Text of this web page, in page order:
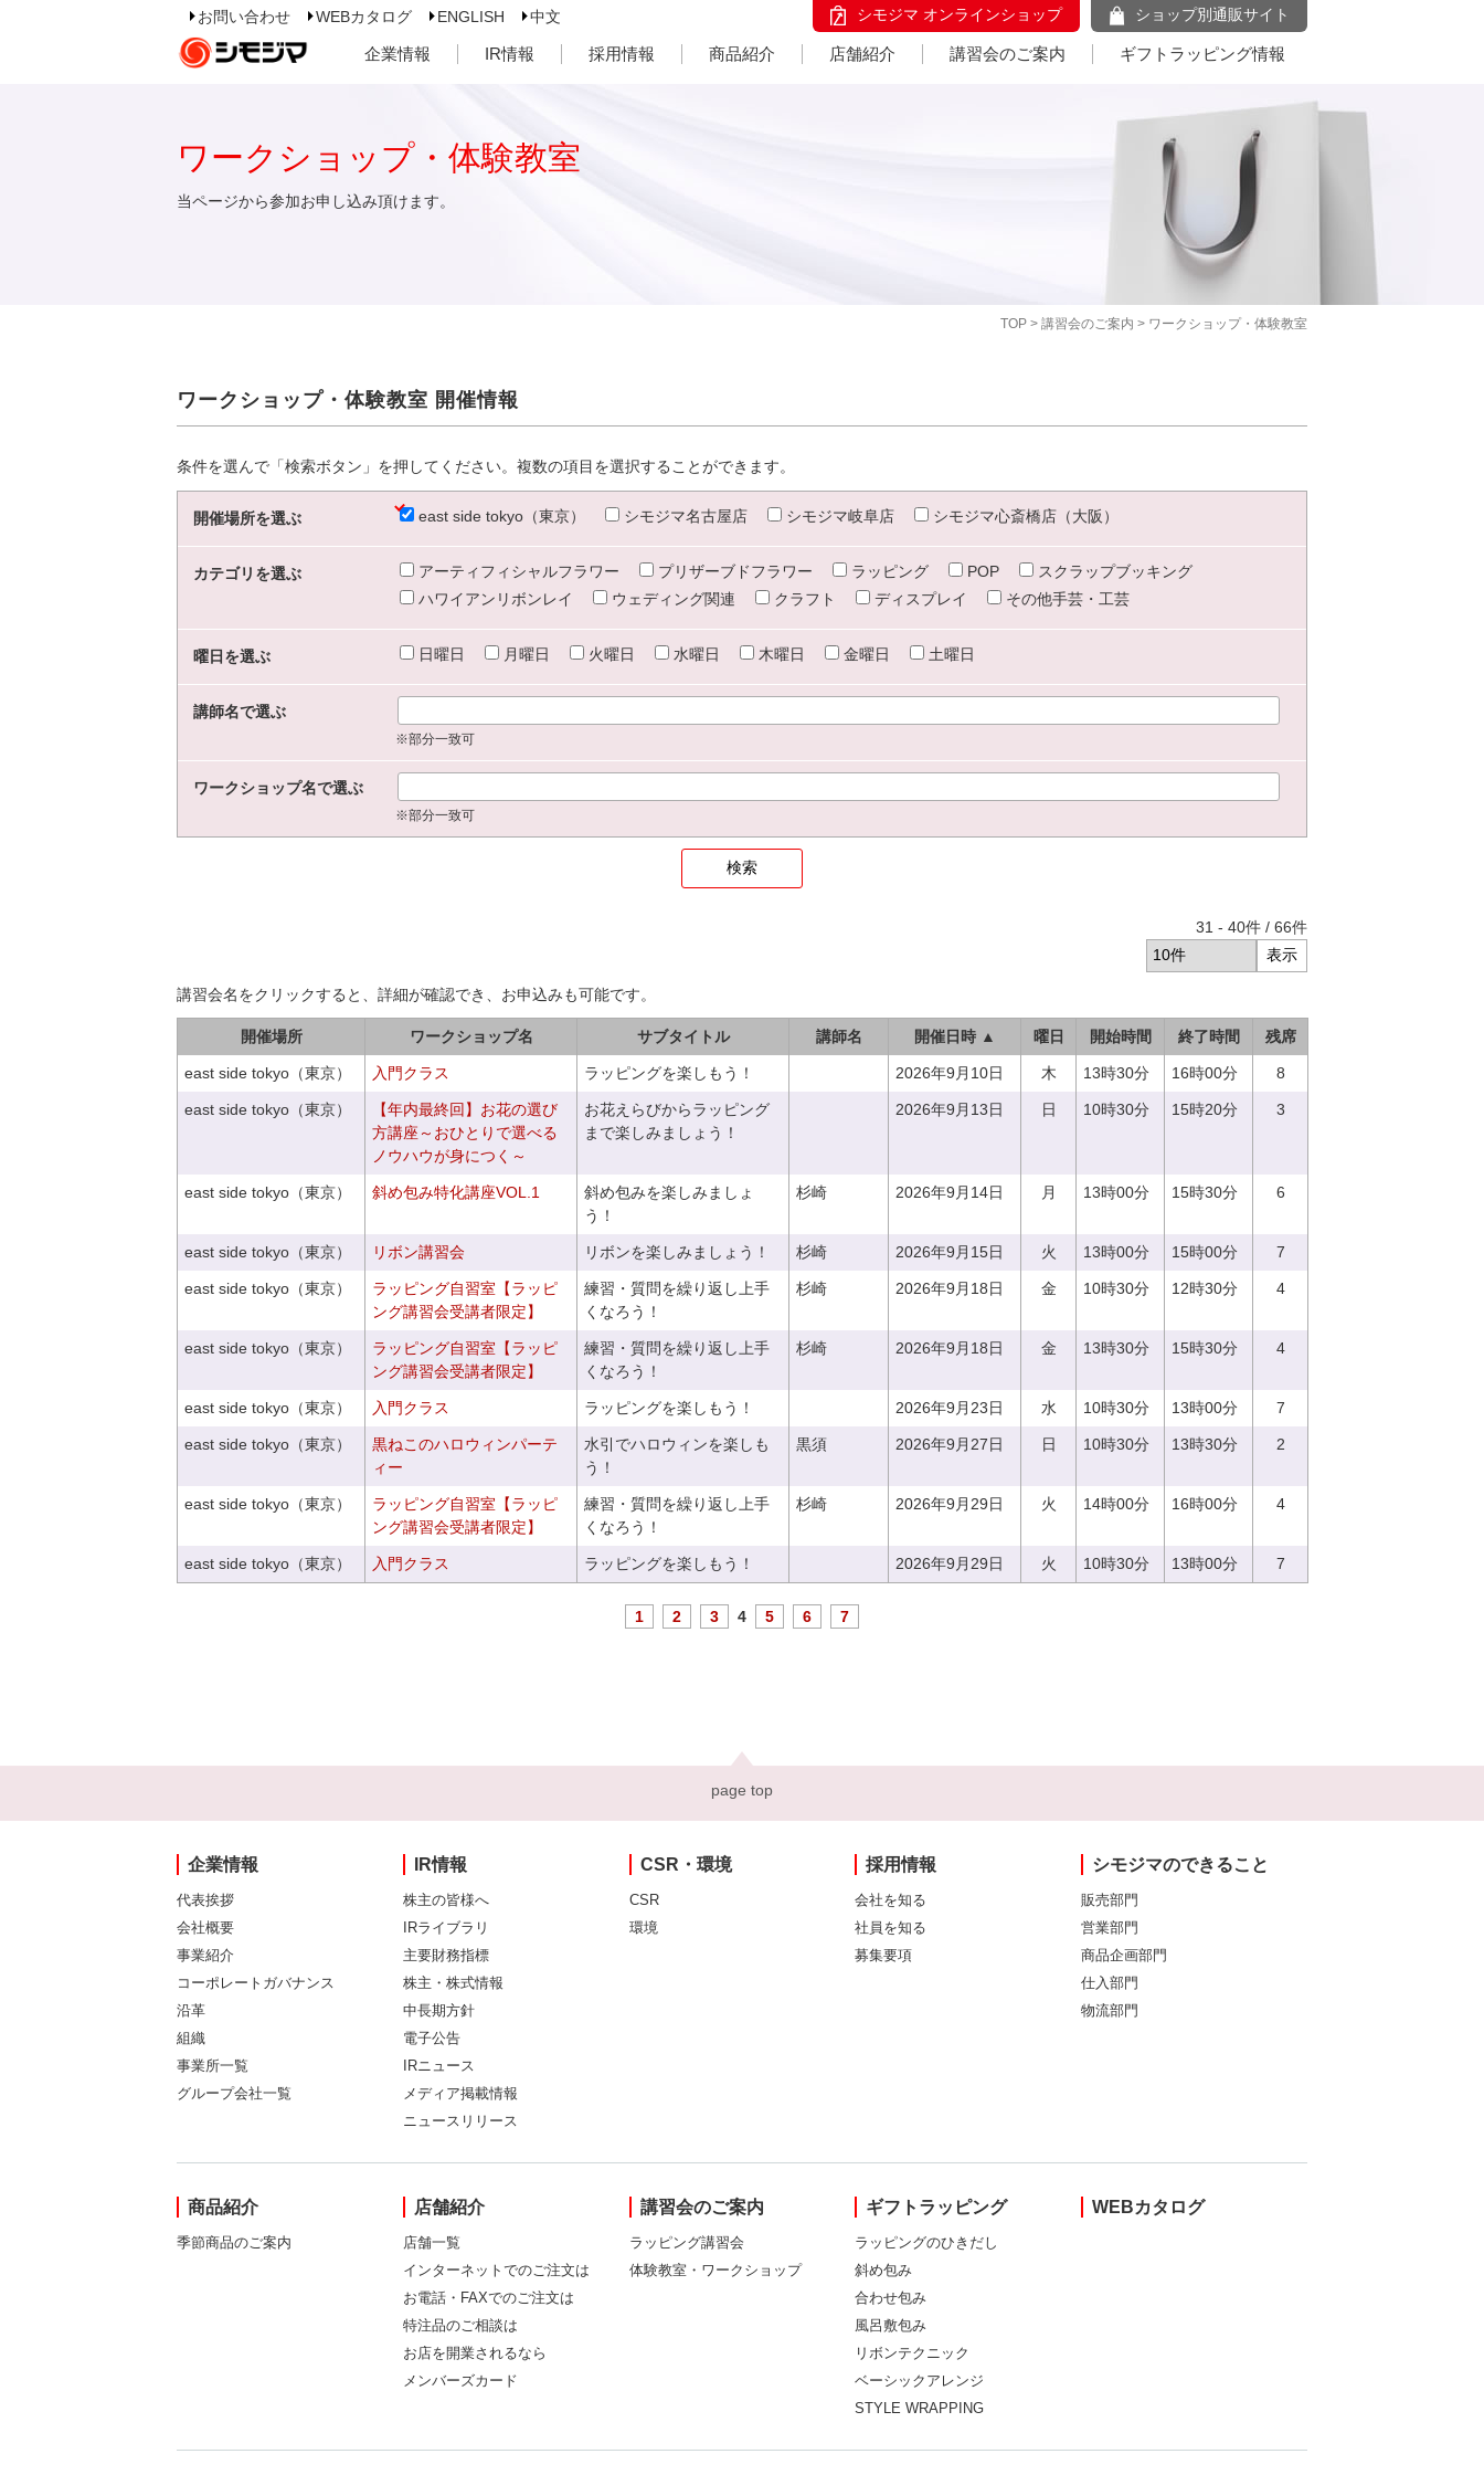
お問い合わせ WEBカタログ ENGLISH 中文 シモジマ オンラインショップ ショップ別通販サイト
企業情報 IR情報 採用情報 商品紹介 店舗紹介 講習会のご案内 ギフトラッピング情報
TOP > 講習会のご案内 > ワークショップ・体験教室
ワークショップ・体験教室
当ページから参加お申し込み頂けます。
ワークショップ・体験教室 開催情報
条件を選んで「検索ボタン」を押してください。複数の項目を選択することができます。
開催場所を選ぶ east side tokyo（東京） シモジマ名古屋店 シモジマ岐阜店 シモジマ心斎橋店（大阪）
カテゴリを選ぶ アーティフィシャルフラワー プリザーブドフラワー ラッピング POP
スクラップブッキング
ハワイアンリボンレイ
ウェディング関連 クラフト ディスプレイ その他手芸・工芸
曜日を選ぶ 日曜日 月曜日 火曜日 水曜日 木曜日 金曜日 土曜日
講師名で選ぶ
※部分一致可
ワークショップ名で選ぶ
※部分一致可
31 - 40件 / 66件
講習会名をクリックすると、詳細が確認でき、お申込みも可能です。
開催場所 ワークショップ名 サブタイトル 講師名 開催日時 ▲ 曜日 開始時間 終了時間 残席
east side tokyo（東京） 入門クラス ラッピングを楽しもう！ 2026年9月10日 木 13時30分 16時00分 8
east side tokyo（東京）
【年内最終回】お花の選び
方講座～おひとりで選べる
ノウハウが身につく～
お花えらびからラッピング
まで楽しみましょう！
2026年9月13日 日 10時30分 15時20分 3
east side tokyo（東京） 斜め包み特化講座VOL.1
斜め包みを楽しみましょ
う！
杉崎 2026年9月14日 月 13時00分 15時30分 6
east side tokyo（東京） リボン講習会 リボンを楽しみましょう！ 杉崎 2026年9月15日 火 13時00分 15時00分 7
east side tokyo（東京）
ラッピング自習室【ラッピ
ング講習会受講者限定】
練習・質問を繰り返し上手
くなろう！
杉崎 2026年9月18日 金 10時30分 12時30分 4
east side tokyo（東京）
ラッピング自習室【ラッピ
ング講習会受講者限定】
練習・質問を繰り返し上手
くなろう！
杉崎 2026年9月18日 金 13時30分 15時30分 4
east side tokyo（東京） 入門クラス ラッピングを楽しもう！ 2026年9月23日 水 10時30分 13時00分 7
east side tokyo（東京）
黒ねこのハロウィンパーテ
ィー
水引でハロウィンを楽しも
う！
黒須 2026年9月27日 日 10時30分 13時30分 2
east side tokyo（東京）
ラッピング自習室【ラッピ
ング講習会受講者限定】
練習・質問を繰り返し上手
くなろう！
杉崎 2026年9月29日 火 14時00分 16時00分 4
east side tokyo（東京） 入門クラス ラッピングを楽しもう！ 2026年9月29日 火 10時30分 13時00分 7
1 2 3 4 5 6 7
page top
企業情報
代表挨拶
会社概要
事業紹介
コーポレートガバナンス
沿革
組織
事業所一覧
グループ会社一覧
IR情報
株主の皆様へ
IRライブラリ
主要財務指標
株主・株式情報
中長期方針
電子公告
IRニュース
メディア掲載情報
ニュースリリース
CSR・環境
CSR
環境
採用情報
会社を知る
社員を知る
募集要項
シモジマのできること
販売部門
営業部門
商品企画部門
仕入部門
物流部門
商品紹介
季節商品のご案内
店舗紹介
店舗一覧
インターネットでのご注文は
お電話・FAXでのご注文は
特注品のご相談は
お店を開業されるなら
メンバーズカード
講習会のご案内
ラッピング講習会
体験教室・ワークショップ
ギフトラッピング
ラッピングのひきだし
斜め包み
合わせ包み
風呂敷包み
リボンテクニック
ベーシックアレンジ
STYLE WRAPPING
WEBカタログ